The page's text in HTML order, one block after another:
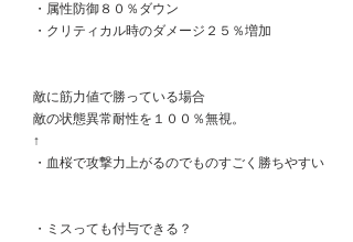
・属性防御８０％ダウン
・クリティカル時のダメージ２５％増加
敵に筋力値で勝っている場合
敵の状態異常耐性を１００％無視。
↑
・血桜で攻撃力上がるのでものすごく勝ちやすい
・ミスっても付与できる？